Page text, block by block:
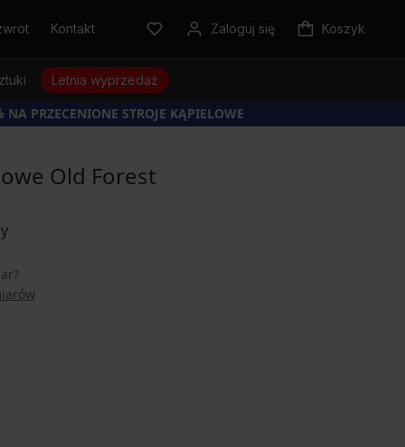
Kontakt Zaloguj się Koszyk
Letnia wyprzedaż
PRZECENIONE STROJE KĄPIELOWE
Old Forest